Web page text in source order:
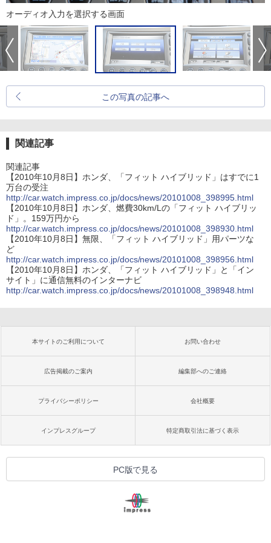
オーディオ入力を選択する画面
この写真の記事へ
関連記事
関連記事
【2010年10月8日】ホンダ、「フィット ハイブリッド」はすでに1
万台の受注
http://car.watch.impress.co.jp/docs/news/20101008_398995.html
【2010年10月8日】ホンダ、燃費30km/Lの「フィット ハイブリッ
ド」。159万円から
http://car.watch.impress.co.jp/docs/news/20101008_398930.html
【2010年10月8日】無限、「フィット ハイブリッド」用パーツな
ど
http://car.watch.impress.co.jp/docs/news/20101008_398956.html
【2010年10月8日】ホンダ、「フィット ハイブリッド」と「イン
サイト」に通信無料のインターナビ
http://car.watch.impress.co.jp/docs/news/20101008_398948.html
本サイトのご利用について お問い合わせ
広告掲載のご案内 編集部へのご連絡
プライバシーポリシー 会社概要
インプレスグループ 特定商取引法に基づく表示
PC版で見る